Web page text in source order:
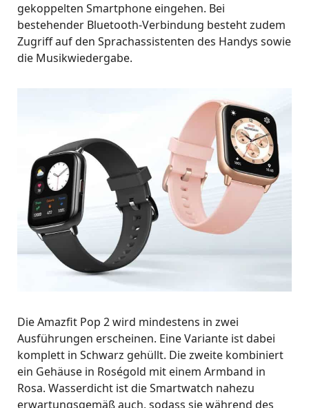
gekoppelten Smartphone eingehen. Bei
bestehender Bluetooth-Verbindung besteht zudem
Zugriff auf den Sprachassistenten des Handys sowie
die Musikwiedergabe.
Die Amazfit Pop 2 wird mindestens in zwei
Ausführungen erscheinen. Eine Variante ist dabei
komplett in Schwarz gehüllt. Die zweite kombiniert
ein Gehäuse in Roségold mit einem Armband in
Rosa. Wasserdicht ist die Smartwatch nahezu
erwartungsgemäß auch, sodass sie während des